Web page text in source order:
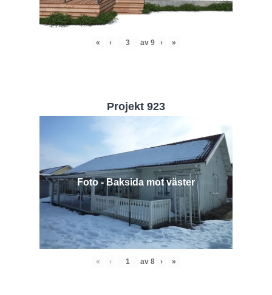
« ‹ av 9 › »
Projekt 923
Foto - Baksida mot väster
« ‹ av 8 › »